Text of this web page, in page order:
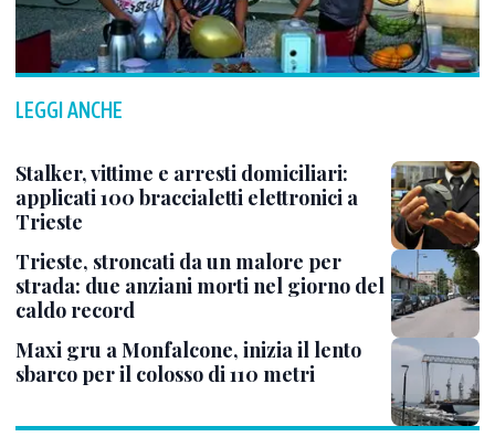
LEGGI ANCHE
Stalker, vittime e arresti domiciliari:
applicati 100 braccialetti elettronici a
Trieste
Trieste, stroncati da un malore per
strada: due anziani morti nel giorno del
caldo record
Maxi gru a Monfalcone, inizia il lento
sbarco per il colosso di 110 metri